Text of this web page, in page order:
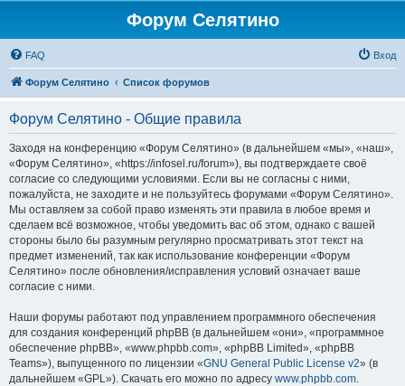
Форум Селятино
FAQ Вход
Форум Селятино Список форумов
Форум Селятино - Общие правила
Заходя на конференцию «Форум Селятино» (в дальнейшем «мы», «наш»,
«Форум Селятино», «https://infosel.ru/forum»), вы подтверждаете своё
согласие со следующими условиями. Если вы не согласны с ними,
пожалуйста, не заходите и не пользуйтесь форумами «Форум Селятино».
Мы оставляем за собой право изменять эти правила в любое время и
сделаем всё возможное, чтобы уведомить вас об этом, однако с вашей
стороны было бы разумным регулярно просматривать этот текст на
предмет изменений, так как использование конференции «Форум
Селятино» после обновления/исправления условий означает ваше
согласие с ними.
Наши форумы работают под управлением программного обеспечения
для создания конференций phpBB (в дальнейшем «они», «программное
обеспечение phpBB», «www.phpbb.com», «phpBB Limited», «phpBB
Teams»), выпущенного по лицензии «GNU General Public License v2» (в
дальнейшем «GPL»). Скачать его можно по адресу www.phpbb.com.